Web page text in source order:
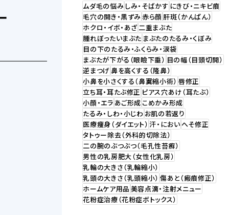
ムダ毛の悩み しみ・そばかす にきび・ニキビ痕
毛穴の開き・黒ずみ赤ら顔 肝斑（かんぱん）
ホクロ・イボ・あざ二重まぶた
腫れぼったいまぶた まぶたのたるみ・くぼみ
目の下のたるみ・ふくらみ・涙袋
まぶたが下がる（眼瞼下垂） 目の幅（目頭切開）
逆まつげ鼻を高くする（隆鼻）
小鼻を小さくする（鼻翼縮小術） 唇修正
立ち耳・耳たぶ修正 ピアス穴あけ（耳たぶ）
小顔・エラ あご形成 こめかみ形成
たるみ・しわ・小じわ お肌の若返り
医療痩身（ダイエット） 汗・においへそ修正
タトゥー除去（外科的切除法）
二の腕のぶつぶつ（毛孔性苔癬）
男性の乳房肥大（女性化乳房）
乳輪の大きさ（乳輪縮小）
乳頭の大きさ（乳頭縮小） 傷あと（瘢痕修正）
ホームケア用品 美容点滴・注射メニュー
花粉症治療（花粉症ボトックス）